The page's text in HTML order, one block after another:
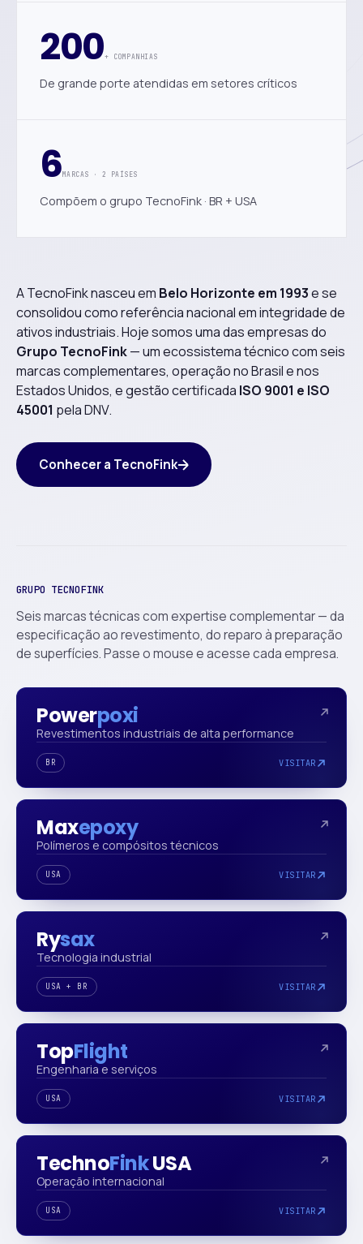
200+ COMPANHIAS
De grande porte atendidas em setores críticos
6 MARCAS · 2 PAÍSES
Compõem o grupo TecnoFink · BR + USA
A TecnoFink nasceu em Belo Horizonte em 1993e se
consolidou como referência nacional em integridade de
ativos industriais. Hoje somos uma das empresas do
Grupo TecnoFink— um ecossistema técnico com seis
marcas complementares, operação no Brasil e nos
Estados Unidos, e gestão certificada ISO 9001 e ISO
45001 pela DNV.
Conhecer a TecnoFink
GRUPO TECNOFINK
Seis marcas técnicas com expertise complementar — da
especificação ao revestimento, do reparo à preparação
de superfícies. Passe o mouse e acesse cada empresa.
Powerpoxi
Revestimentos industriais de alta performance
BR VISITAR
Maxepoxy
Polímeros e compósitos técnicos
USA VISITAR
Rysax
Tecnologia industrial
USA + BR VISITAR
TopFlight
Engenharia e serviços
USA VISITAR
TechnoFinkUSA
Operação internacional
USA VISITAR